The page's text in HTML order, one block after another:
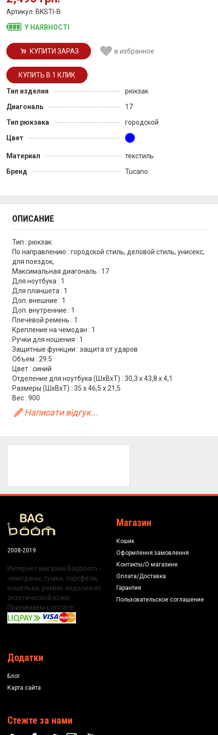
Артикул: BKSTI-B
У НАЯВНОСТІ
КУПИТИ ЗАРАЗ в избранное
Тип изделия
рюкзак
Диагональ
17
Тип рюкзака
городской
Цвет
Материал
текстиль
Бренд
Tucano
ОПИСАНИЕ
Тип : рюкзак
По направлению : городской стиль, деловой стиль, унисекс,
для поездок,
Максимальная диагональ : 17
Для ноутбука : 1
Для планшета : 1
Доп. внешние : 1
Доп. внутренние : 1
Плечевой ремень : 1
Крепление на чемодан : 1
Ручки для ношения : 1
Защитные функции : защита от ударов
Объем : 29.5
Цвет : синий
Отделение для ноутбука (ШхВхТ) : 30,3 x 43,8 x 4,1
Размеры (ШхВхТ) : 35 x 46,5 x 21,5
Вес : 900
Написати відгук...
2008-2019
Интернет магазин Bagboom -
чемоданы, сумки, портфели,
кошельки, ремни, изделия из
экзотической кожи.
Принимаем к оплате:
Магазин
Кошик
Оформлення замовлення
Контакты/О магазине
Оплата/Доставка
Гарантия
Пользовательское соглашение
Додатки
Блог
Карта сайта
Стежте за нами